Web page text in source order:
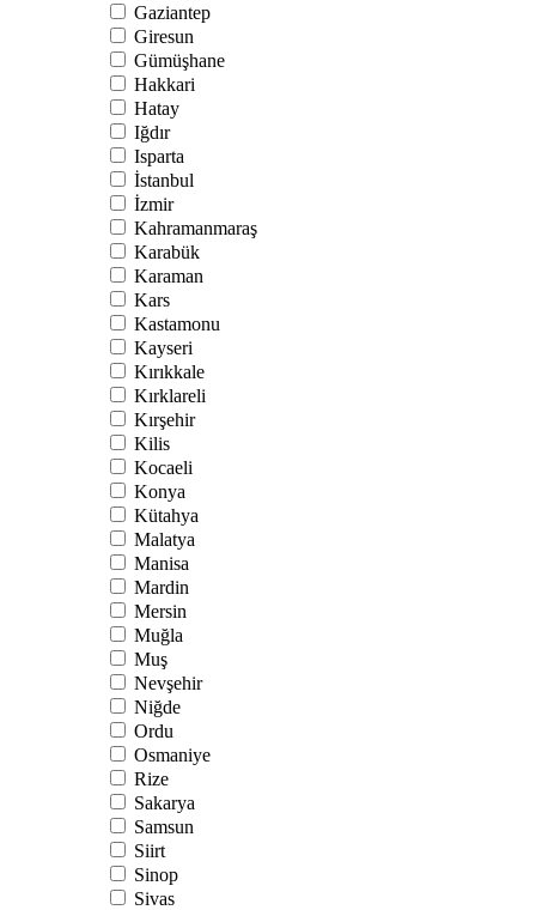
Gaziantep
Giresun
Gümüşhane
Hakkari
Hatay
Iğdır
Isparta
İstanbul
İzmir
Kahramanmaraş
Karabük
Karaman
Kars
Kastamonu
Kayseri
Kırıkkale
Kırklareli
Kırşehir
Kilis
Kocaeli
Konya
Kütahya
Malatya
Manisa
Mardin
Mersin
Muğla
Muş
Nevşehir
Niğde
Ordu
Osmaniye
Rize
Sakarya
Samsun
Siirt
Sinop
Sivas